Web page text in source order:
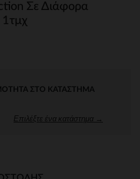
Σε Διάφορα
ΣΤΟ ΚΑΤΆΣΤΗΜΑ
Επιλέξτε ένα κατάστημα →